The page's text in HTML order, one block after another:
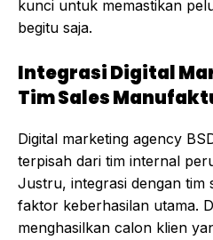
kunci untuk memastikan
begitu saja.
Integrasi Digital
Tim Sales
Digital marketing agency
terpisah dari tim internal
Justru, integrasi dengan tim
faktor keberhasilan utama.
menghasilkan calon klien